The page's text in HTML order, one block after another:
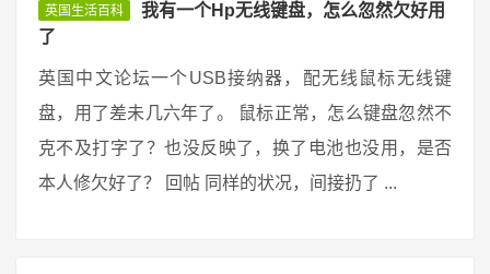
英国生活百科
我有一个Hp无线键盘，怎么忽然欠好用
了
英国中文论坛一个USB接纳器，配无线鼠标无线键
盘，用了差未几六年了。 鼠标正常，怎么键盘忽然不
克不及打字了？也没反映了，换了电池也没用，是否
本人修欠好了？ 回帖 同样的状况，间接扔了 ...